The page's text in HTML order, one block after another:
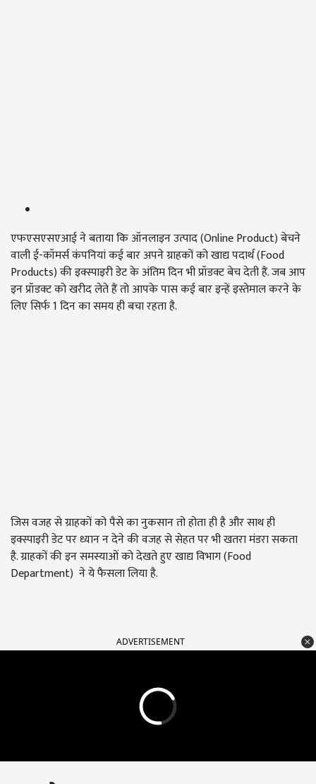
एफएसएसएआई ने बताया कि ऑनलाइन उत्पाद (Online Product) बेचने
वाली ई-कॉमर्स कंपनियां कई बार अपने ग्राहकों को खाद्य पदार्थ (Food
Products) की इक्स्पाइरी डेट के अंतिम दिन भी प्रॉडक्ट बेच देती हैं. जब आप
इन प्रॉडक्ट को खरीद लेते हैं तो आपके पास कई बार इन्हें इस्तेमाल करने के
लिए सिर्फ 1 दिन का समय ही बचा रहता है.
जिस वजह से ग्राहकों को पैसे का नुकसान तो होता ही है और साथ ही
इक्स्पाइरी डेट पर ध्यान न देने की वजह से सेहत पर भी खतरा मंडरा सकता
है. ग्राहकों की इन समस्याओं को देखते हुए खाद्य विभाग (Food
Department) ने ये फैसला लिया है.
ADVERTISEMENT